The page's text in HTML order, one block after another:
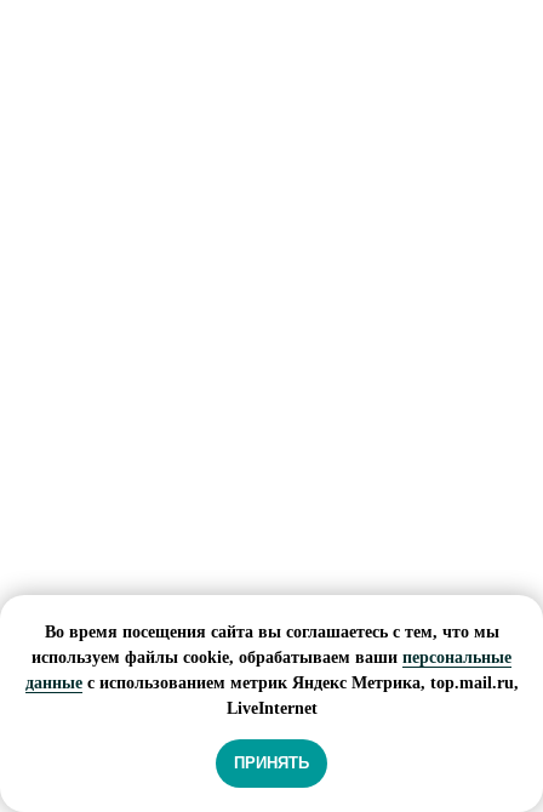
Во время посещения сайта вы соглашаетесь с тем, что мы
используем файлы cookie, обрабатываем ваши персональные
данныес использованием метрик Яндекс Метрика, top.mail.ru,
LiveInternet
ПРИНЯТЬ